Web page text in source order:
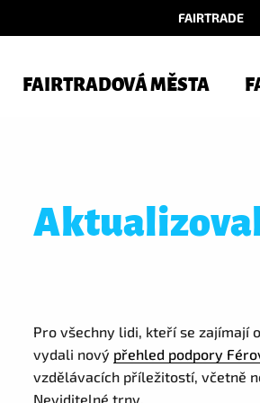
FAIRTRADE
FAIRTRADOVÁ MĚSTA
Pro všechny lidi, kteří se zajímají
vydali nový přehled podpory
vzdělávacích příležitostí, včetně
Neviditelné trny.